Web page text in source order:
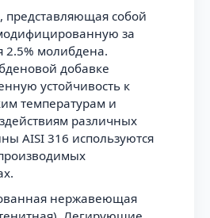
представляющая собой
за
2.5% молибдена.
добавке
устойчивость к
температурам и
различных
AISI 316 используются
нержавеющая